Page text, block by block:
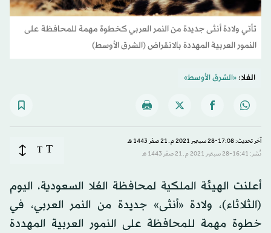
تأتي ولادة أنثى جديدة من النمر العربي كخطوة مهمة للمحافظة على
النمور العربية المهددة بالانقراض (الشرق الأوسط)
العُلا:«الشرق الأوسط»
آخر تحديث: 17:08-28 سبتمبر 2021 م ـ 21 صفَر 1443 هـ
نُشر: 16:41-28 سبتمبر 2021 م ـ 21 صفَر 1443 هـ
T
T
أعلنت الهيئة الملكية لمحافظة العُلا السعودية، اليوم
(الثلاثاء)، ولادة «أنثى» جديدة من النمر العربي، في
خطوة مهمة للمحافظة على النمور العربية المهددة